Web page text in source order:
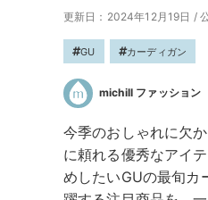
更新日：2024年12月19日 /
GU カーディガン
michill ファッション
今季のおしゃれに欠
に頼れる優秀なアイ
めしたいGUの最旬カ